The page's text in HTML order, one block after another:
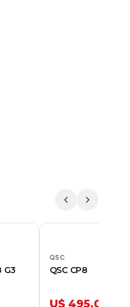
G3
QSC
QSC CP8
U$ 495,00